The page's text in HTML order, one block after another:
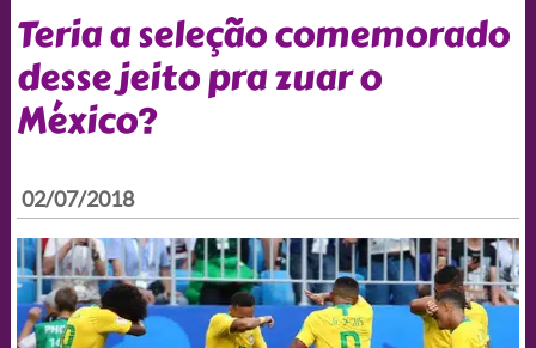
Teria a seleção comemorado
desse jeito pra zuar o
México?
02/07/2018